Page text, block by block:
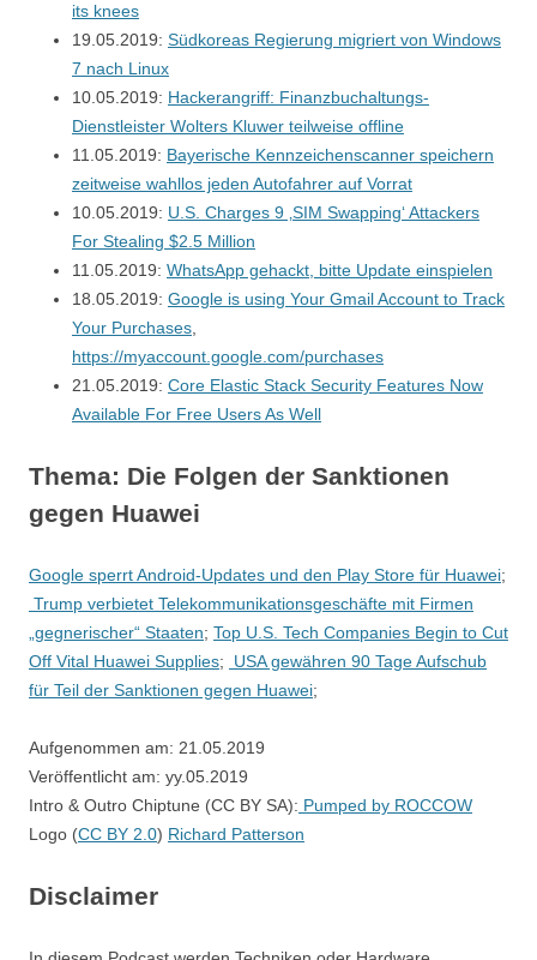
its knees
19.05.2019: Südkoreas Regierung migriert von Windows
7 nach Linux
10.05.2019: Hackerangriff: Finanzbuchaltungs-
Dienstleister Wolters Kluwer teilweise offline
11.05.2019: Bayerische Kennzeichenscanner speichern
zeitweise wahllos jeden Autofahrer auf Vorrat
10.05.2019: U.S. Charges 9 ‚SIM Swapping‘ Attackers
For Stealing $2.5 Million
11.05.2019: WhatsApp gehackt, bitte Update einspielen
18.05.2019: Google is using Your Gmail Account to Track
Your Purchases
https://myaccount.google.com/purchases
21.05.2019: Core Elastic Stack Security Features Now
Available For Free Users As Well
Thema: Die Folgen der Sanktionen
gegen Huawei
Google sperrt Android-Updates und den Play Store für Huawei;
Trump verbietet Telekommunikationsgeschäfte mit Firmen
„gegnerischer“ Staaten; Top U.S. Tech Companies Begin to Cut
Off Vital Huawei Supplies;
USA gewähren 90 Tage Aufschub
für Teil der Sanktionen gegen Huawei;
Aufgenommen am: 21.05.2019
Veröffentlicht am: yy.05.2019
Intro & Outro Chiptune (CC BY SA): Pumped by ROCCOW
Logo (CC BY 2.0) Richard Patterson
Disclaimer